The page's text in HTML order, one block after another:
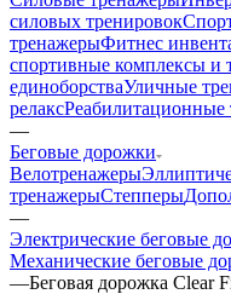
силовых тренировок
тренажерыФитнес
спортивные комплексы и
единоборстваУличные
релаксРеабилитационные
—
Беговые дорожки
Велотренажеры
тренажерыСтепперы
—
Электрические беговые
Механические беговые
—Беговая дорожка Clear